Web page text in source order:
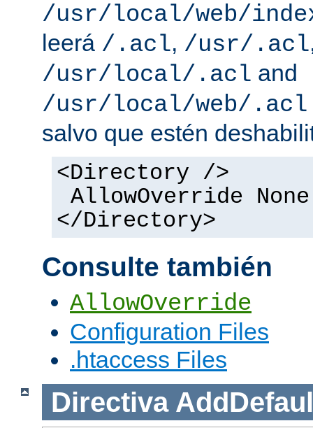
/usr/local/web/
leerá /.acl, /usr/.acl
/usr/local/.acl and
/usr/local/web/.acl
salvo que estén
<Directory />
AllowOverride None
</Directory>
Consulte también
AllowOverride
Configuration Files
.htaccess Files
Directiva